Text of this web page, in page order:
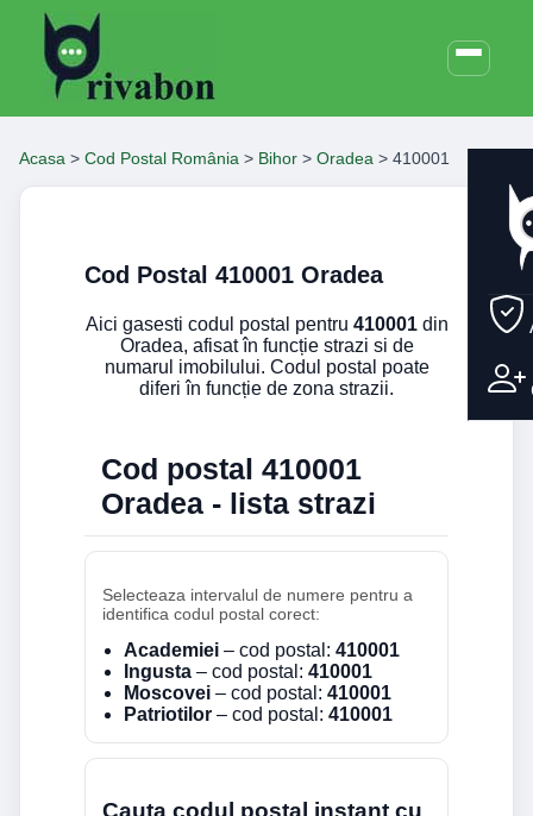
Acasa > Cod Postal România > Bihor > Oradea > 410001
Cod Postal 410001 Oradea
Aici gasesti codul postal pentru 410001din
Oradea, afisat în funcție strazi si de
numarul imobilului. Codul postal poate
diferi în funcție de zona strazii.
Cod postal 410001
Oradea - lista strazi
Selecteaza intervalul de numere pentru a
identifica codul postal corect:
Academiei – cod postal: 410001
Ingusta – cod postal: 410001
Moscovei – cod postal: 410001
Patriotilor – cod postal: 410001
Cauta codul postal instant cu